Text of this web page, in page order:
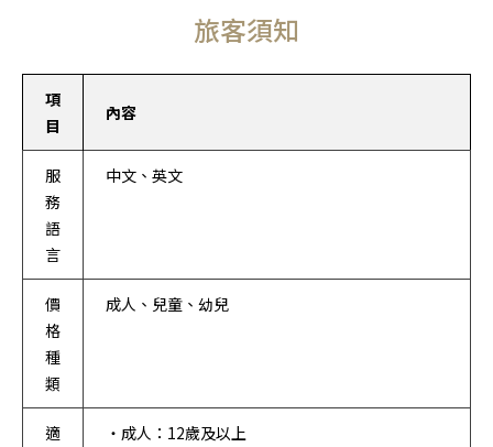
旅客須知
項
目
內容
服
務
語
言
中文、英文
價
格
種
類
成人、兒童、幼兒
適
・成人：12歲及以上